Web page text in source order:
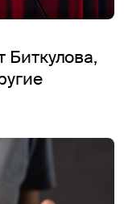
Биткулова,